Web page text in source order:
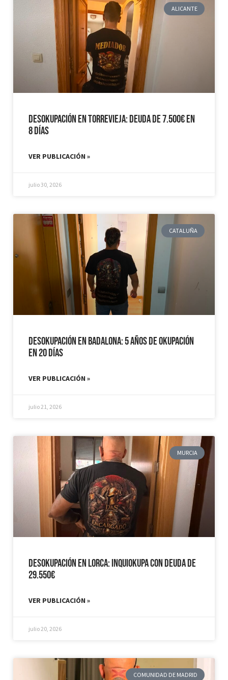
ALICANTE
Desokupación en Torrevieja: Deuda de 7.500€ en
8 días
VER PUBLICACIÓN »
julio 30, 2026
CATALUÑA
Desokupación en Badalona: 5 años de Okupación
en 20 días
VER PUBLICACIÓN »
julio 21, 2026
MURCIA
Desokupación en Lorca: Inquiokupa con Deuda de
29.550€
VER PUBLICACIÓN »
julio 20, 2026
COMUNIDAD DE MADRID